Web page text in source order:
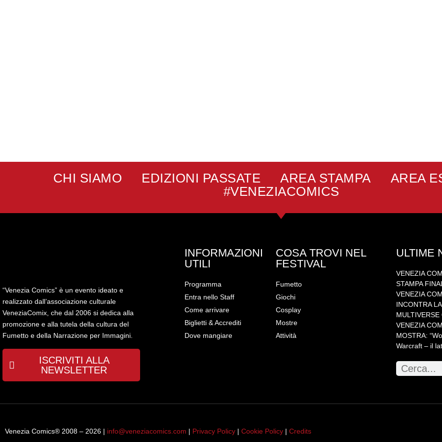
CHI SIAMO EDIZIONI PASSATE AREA STAMPA
AREA
#VENEZIACOMICS
“Venezia Comics” è un evento ideato e
realizzato dall’associazione culturale
VeneziaComix, che dal 2006 si dedica alla
promozione e alla tutela della cultura del
Fumetto e della Narrazione per Immagini.
ISCRIVITI ALLA
NEWSLETTER
INFORMAZIONI
UTILI
Programma
Entra nello Staff
Come arrivare
Biglietti & Accrediti
Dove mangiare
COSA TROVI NEL
FESTIVAL
Fumetto
Giochi
Cosplay
Mostre
Attività
ULTIME
VENEZIA
STAMPA
VENEZIA
INCONTRA
MULTIVERSE
VENEZIA
MOSTRA:
Warcraft – il
Venezia Comics® 2008 – 2026 | info@veneziacomics.com | Privacy Policy | Cookie Policy | Credits